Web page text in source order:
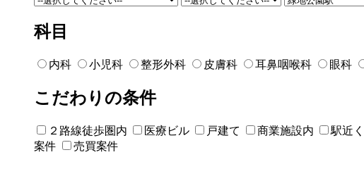
科目
内科 小児科 整形外科 皮膚科 耳鼻咽喉科 眼科
こだわりの条件
２路線徒歩圏内 医療ビル 戸建て 商業施設内 駅近く
案件
売買案件